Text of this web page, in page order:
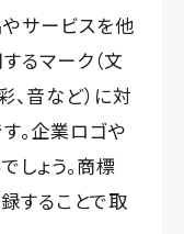
サービスを他
るマーク（文
、音など）に対
。企業ロゴや
しょう。商標
することで取